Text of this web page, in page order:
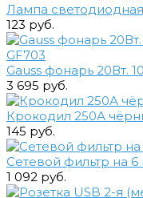
Лампа
123 руб.
Gauss фонарь 20Вт.
3 695 руб.
Крокодил 250А
145 руб.
Сетевой фильтр на 6
1 092 руб.